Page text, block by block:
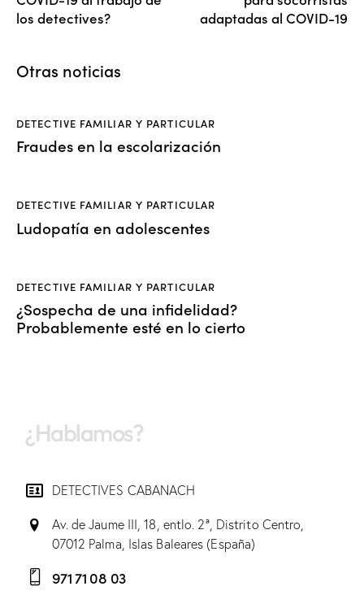
los detectives?
adaptadas al COVID-19
Otras noticias
DETECTIVE FAMILIAR Y PARTICULAR
Fraudes en la escolarización
DETECTIVE FAMILIAR Y PARTICULAR
Ludopatía en adolescentes
DETECTIVE FAMILIAR Y PARTICULAR
¿Sospecha de una infidelidad?
Probablemente esté en lo cierto
¿Hablamos?
DETECTIVES CABANACH
Av. de Jaume III, 18, entlo. 2ª, Distrito Centro,
07012 Palma, Islas Baleares (España)
971 71 08 03